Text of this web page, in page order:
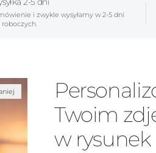
i zwykle wysyłamy w 2-5 dni
roboczych.
Twoim
w rysunek